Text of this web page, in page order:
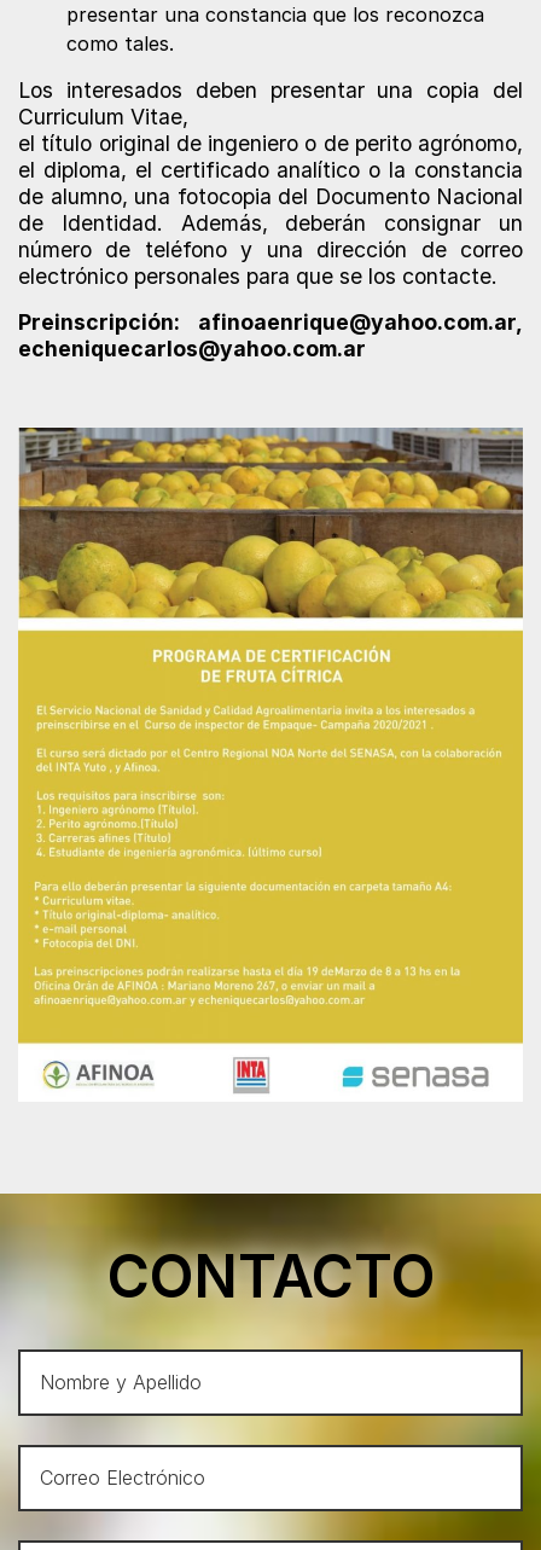
presentar una constancia que los reconozca
como tales.
Los interesados deben presentar una copia del
Curriculum Vitae,
el título original de ingeniero o de perito agrónomo,
el diploma, el certificado analítico o la constancia
de alumno, una fotocopia del Documento Nacional
de Identidad. Además, deberán consignar un
número de teléfono y una dirección de correo
electrónico personales para que se los contacte.
Preinscripción: afinoaenrique@yahoo.com.ar,
echeniquecarlos@yahoo.com.ar
CONTACTO